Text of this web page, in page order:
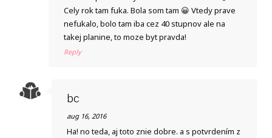
Cely rok tam fuka. Bola som tam 😀 Vtedy prave
nefukalo, bolo tam iba cez 40 stupnov ale na
takej planine, to moze byt pravda!
Reply
bc
aug 16, 2016
Ha! no teda, aj toto znie dobre. a s potvrdením z